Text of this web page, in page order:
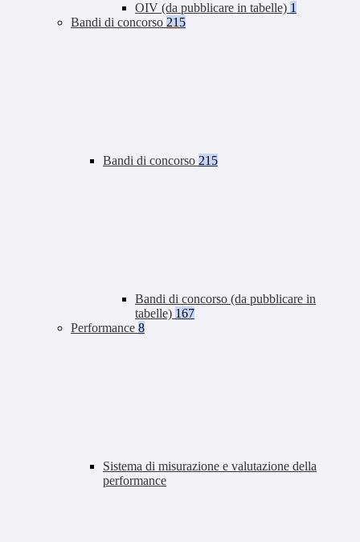
OIV (da pubblicare in tabelle) 1
Bandi di concorso 215
Bandi di concorso 215
Bandi di concorso (da pubblicare in
tabelle) 167
Performance 8
Sistema di misurazione e valutazione della
performance